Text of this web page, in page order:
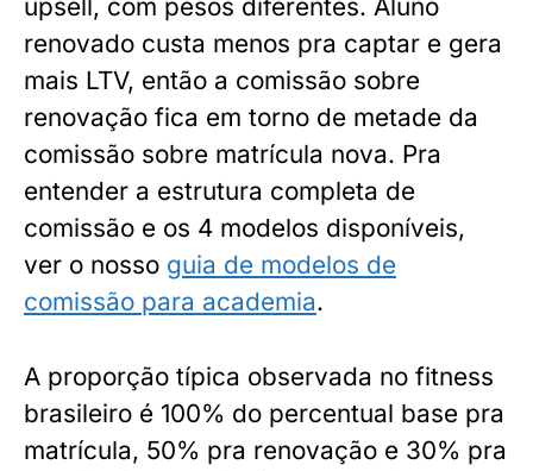
upsell, com pesos diferentes. Aluno
renovado custa menos pra captar e gera
mais LTV, então a comissão sobre
renovação fica em torno de metade da
comissão sobre matrícula nova. Pra
entender a estrutura completa de
comissão e os 4 modelos disponíveis,
ver o nosso guia de modelos de
comissão para academia.
A proporção típica observada no fitness
brasileiro é 100% do percentual base pra
matrícula, 50% pra renovação e 30% pra